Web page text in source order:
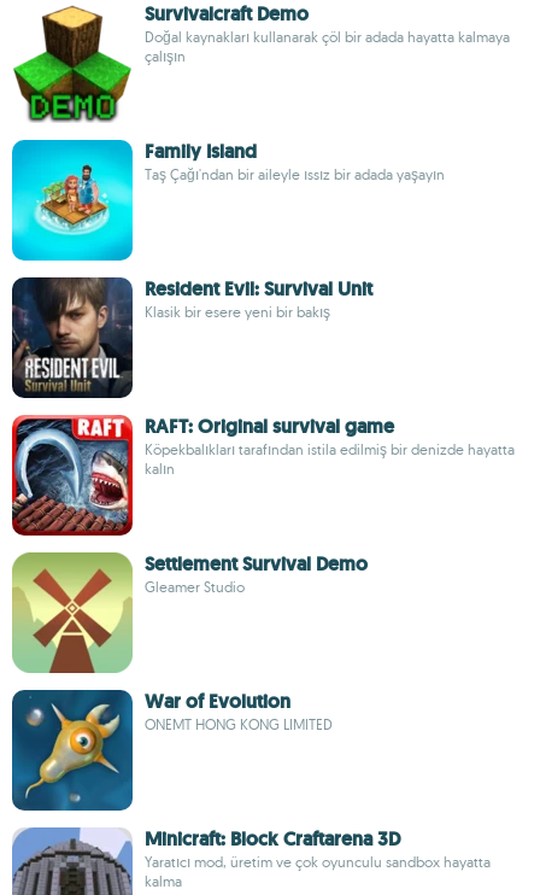
Survivalcraft Demo
Doğal kaynakları kullanarak çöl bir adada hayatta kalmaya
çalışın
Family Island
Taş Çağı'ndan bir aileyle ıssız bir adada yaşayın
Resident Evil: Survival Unit
Klasik bir esere yeni bir bakış
RAFT: Original survival game
Köpekbalıkları tarafından istila edilmiş bir denizde hayatta
kalın
Settlement Survival Demo
Gleamer Studio
War of Evolution
ONEMT HONG KONG LIMITED
Minicraft: Block Craftarena 3D
Yaratıcı mod, üretim ve çok oyunculu sandbox hayatta
kalma